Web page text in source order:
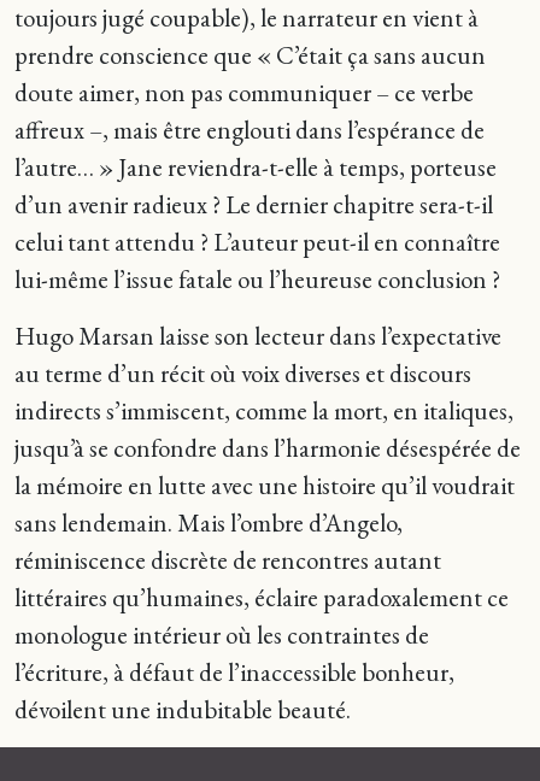
toujours jugé coupable), le narrateur en vient à
prendre conscience que « C’était ça sans aucun
doute aimer, non pas communiquer – ce verbe
affreux –, mais être englouti dans l’espérance de
l’autre… » Jane reviendra-t-elle à temps, porteuse
d’un avenir radieux ? Le dernier chapitre sera-t-il
celui tant attendu ? L’auteur peut-il en connaître
lui-même l’issue fatale ou l’heureuse conclusion ?
Hugo Marsan laisse son lecteur dans l’expectative
au terme d’un récit où voix diverses et discours
indirects s’immiscent, comme la mort, en italiques,
jusqu’à se confondre dans l’harmonie désespérée de
la mémoire en lutte avec une histoire qu’il voudrait
sans lendemain. Mais l’ombre d’Angelo,
réminiscence discrète de rencontres autant
littéraires qu’humaines, éclaire paradoxalement ce
monologue intérieur où les contraintes de
l’écriture, à défaut de l’inaccessible bonheur,
dévoilent une indubitable beauté.